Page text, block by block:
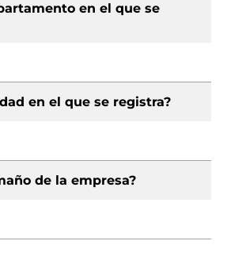
en el que se
en el que se registra?
de la empresa?